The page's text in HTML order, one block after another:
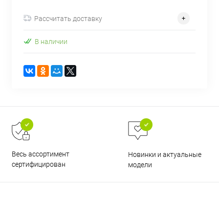
Рассчитать доставку
В наличии
Весь ассортимент
сертифицирован
Новинки и актуальные
модели
недели
8 800 302-02-51